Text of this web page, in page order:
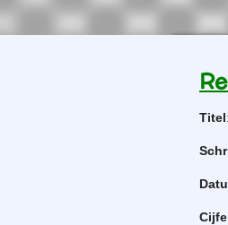
Titel: